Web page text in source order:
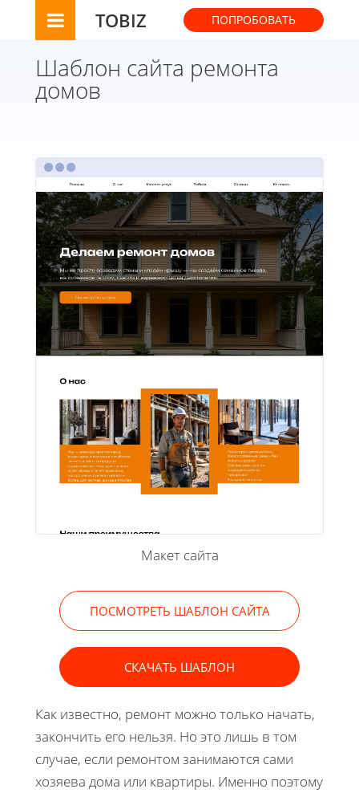
TOBIZ ПОПРОБОВАТЬ
Шаблон сайта ремонта
домов
Макет сайта
ПОСМОТРЕТЬ ШАБЛОН САЙТА
СКАЧАТЬ ШАБЛОН
Как известно, ремонт можно только начать,
закончить его нельзя. Но это лишь в том
случае, если ремонтом занимаются сами
хозяева дома или квартиры. Именно поэтому